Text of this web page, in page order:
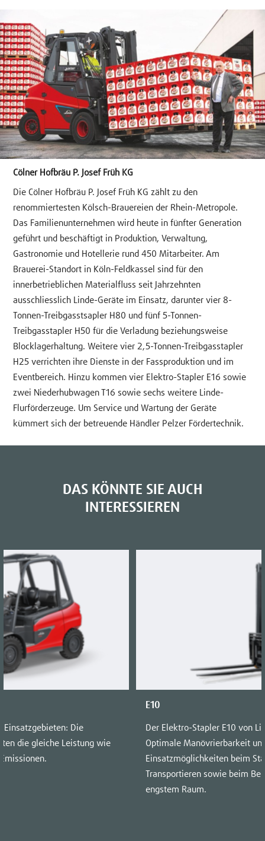
Cölner Hofbräu P. Josef Früh KG
Die Cölner Hofbräu P. Josef Früh KG zählt zu den
renommiertesten Kölsch-Brauereien der Rhein-Metropole.
Das Familienunternehmen wird heute in fünfter Generation
geführt und beschäftigt in Produktion, Verwaltung,
Gastronomie und Hotellerie rund 450 Mitarbeiter. Am
Brauerei-Standort in Köln-Feldkassel sind für den
innerbetrieblichen Materialfluss seit Jahrzehnten
ausschliesslich Linde-Geräte im Einsatz, darunter vier 8-
Tonnen-Treibgasstsapler H80 und fünf 5-Tonnen-
Treibgasstapler H50 für die Verladung beziehungsweise
Blocklagerhaltung. Weitere vier 2,5-Tonnen-Treibgasstapler
H25 verrichten ihre Dienste in der Fassproduktion und im
Eventbereich. Hinzu kommen vier Elektro-Stapler E16 sowie
zwei Niederhubwagen T16 sowie sechs weitere Linde-
Flurförderzeuge. Um Service und Wartung der Geräte
kümmert sich der betreuende Händler Pelzer Fördertechnik.
DAS KÖNNTE SIE AUCH
INTERESSIEREN
Die
die gleiche Leistung wie
E10
Der Elektro-Stapler E10 von
Optimale Manövrierbarkeit
Einsatzmöglichkeiten beim
Transportieren sowie beim
engstem Raum.